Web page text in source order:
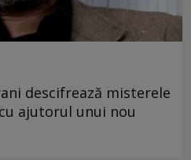
descifrează misterele
ajutorul unui nou